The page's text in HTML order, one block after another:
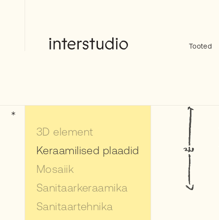
Tooted
3D element
Keraamilised plaadid
Mosaiik
Sanitaarkeraamika
Sanitaartehnika